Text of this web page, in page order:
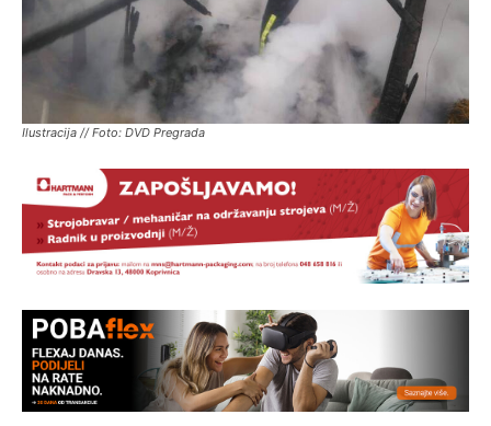
Ilustracija // Foto: DVD Pregrada